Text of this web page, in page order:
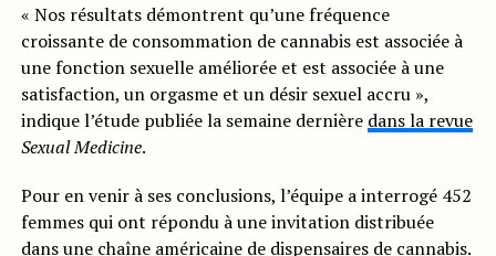
« Nos résultats démontrent qu’une fréquence
croissante de consommation de cannabis est associée à
une fonction sexuelle améliorée et est associée à une
satisfaction, un orgasme et un désir sexuel accru »,
indique l’étude publiée la semaine dernière dans la revue
Sexual Medicine.
Pour en venir à ses conclusions, l’équipe a interrogé 452
femmes qui ont répondu à une invitation distribuée
dans une chaîne américaine de dispensaires de cannabis.